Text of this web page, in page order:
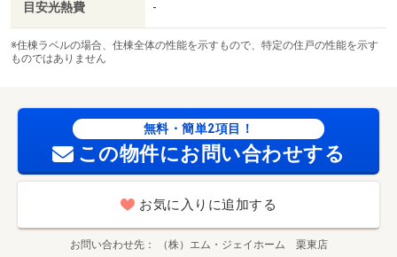
目安光熱費 -
※住棟ラベルの場合、住棟全体の性能を示すもので、特定の住戸の性能を示す
ものではありません
無料・簡単2項目！
この物件にお問い合わせする
お気に入りに追加する
お問い合わせ先 （株）エム・ジェイホーム 栗東店